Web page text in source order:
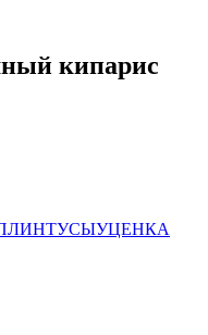
кипарис
УЦЕНКА